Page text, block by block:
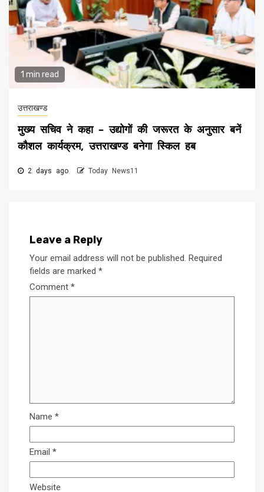
1 min read
उत्तराखण्ड
मुख्य सचिव ने कहा – उद्योगों की जरूरत के अनुसार बनें
कौशल कार्यक्रम, उत्तराखण्ड बनेगा स्किल हब
2 days ago Today News11
Leave a Reply
Your email address will not be published. Required
fields are marked *
Comment *
Name *
Email *
Website